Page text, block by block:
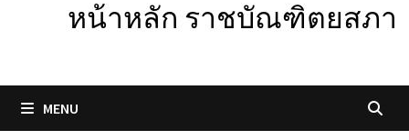
หน้าหลัก ราชบัณฑิตยสภา
MENU